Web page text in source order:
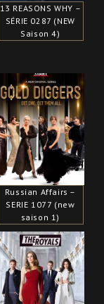
13 REASONS WHY –
SÉRIE 0287 (NEW
Saison 4)
Russian Affairs –
SERIE 1077 (new
saison 1)